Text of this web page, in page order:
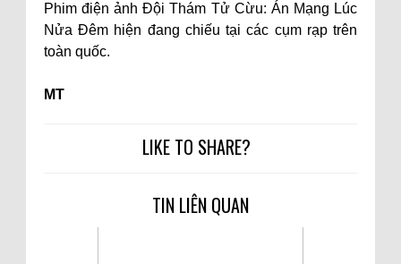
Phim điện ảnh Đội Thám Tử Cừu: Án Mạng Lúc
Nửa Đêm hiện đang chiếu tại các cụm rạp trên
toàn quốc.
MT
LIKE TO SHARE?
TIN LIÊN QUAN